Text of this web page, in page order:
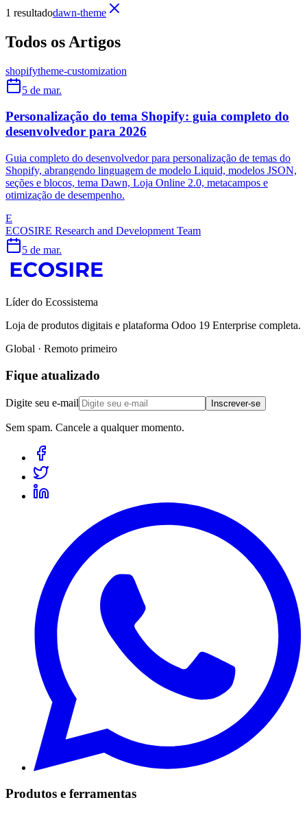
1 resultadodawn-theme
Todos os Artigos
shopifytheme-customization
5 de mar.
Personalização do tema Shopify: guia completo do
desenvolvedor para 2026
Guia completo do desenvolvedor para personalização de temas do
Shopify, abrangendo linguagem de modelo Liquid, modelos JSON,
seções e blocos, tema Dawn, Loja Online 2.0, metacampos e
otimização de desempenho.
E
ECOSIRE Research and Development Team
5 de mar.
Líder do Ecossistema
Loja de produtos digitais e plataforma Odoo 19 Enterprise completa.
Global · Remoto primeiro
Fique atualizado
Digite seu e-mail Inscrever-se
Sem spam. Cancele a qualquer momento.
Produtos e ferramentas